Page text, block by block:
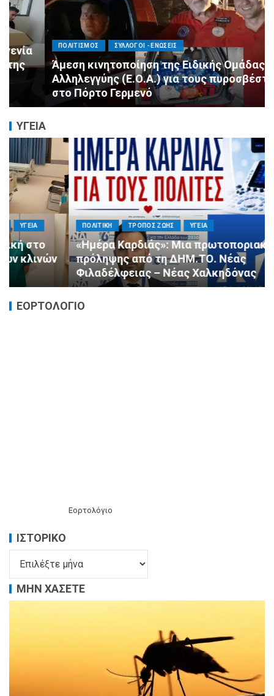
ΠΟΛΙΤΙΣΜΟΣ ΣΥΛΛΟΓΟΙ - ΕΝΩΣΕΙΣ
Άμεση κινητοποίηση της Ειδικής Ομάδας
Αλληλεγγύης (Ε.Ο.Α.) για τους πυροσβέστες
στο Πόρτο Γερμενό
ΥΓΕΙΑ
ΠΟΛΙΤΙΚΗ ΤΡΟΠΟΣ ΖΩΗΣ ΥΓΕΙΑ
«Ημέρα Καρδιάς»: Μια πρωτοποριακή δράση
πρόληψης από τη ΔΗΜ.ΤΟ. Νέας
Φιλαδέλφειας – Νέας Χαλκηδόνας
ΕΟΡΤΟΛΟΓΙΟ
Εορτολόγιο
ΙΣΤΟΡΙΚΌ
ΜΗΝ ΧΑΣΕΤΕ